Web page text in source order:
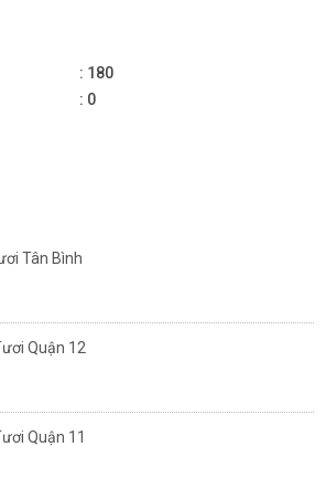
180
0
Tân Bình
Quận 12
Quận 11